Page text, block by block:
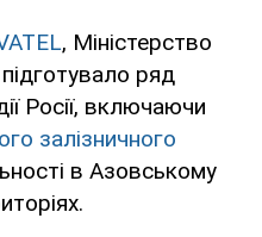
, Міністерство
ряд
Росії, включаючи
залізничного
в Азовському